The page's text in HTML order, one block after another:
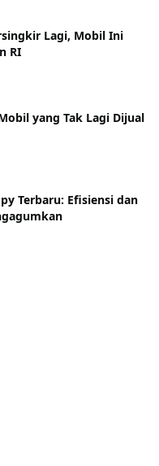
Lagi, Mobil Ini
RI
yang Tak Lagi Dijual
Terbaru: Efisiensi dan